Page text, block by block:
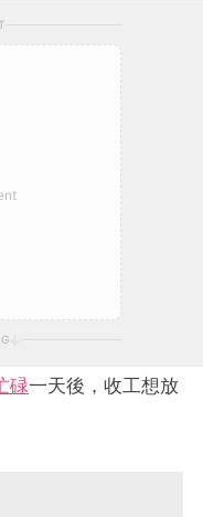
碌一天後，收工想放